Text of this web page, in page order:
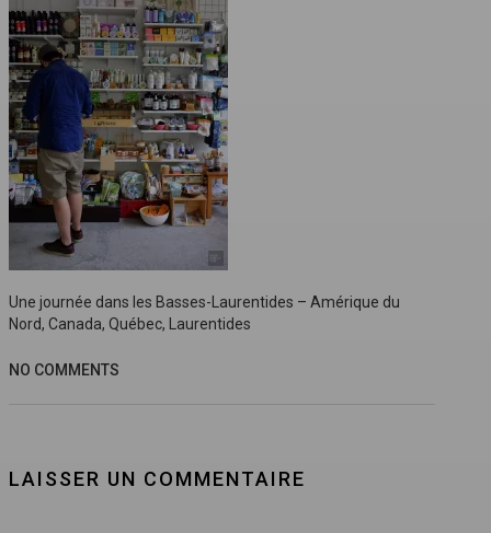
Une journée dans les Basses-Laurentides – Amérique du
Nord, Canada, Québec, Laurentides
NO COMMENTS
LAISSER UN COMMENTAIRE